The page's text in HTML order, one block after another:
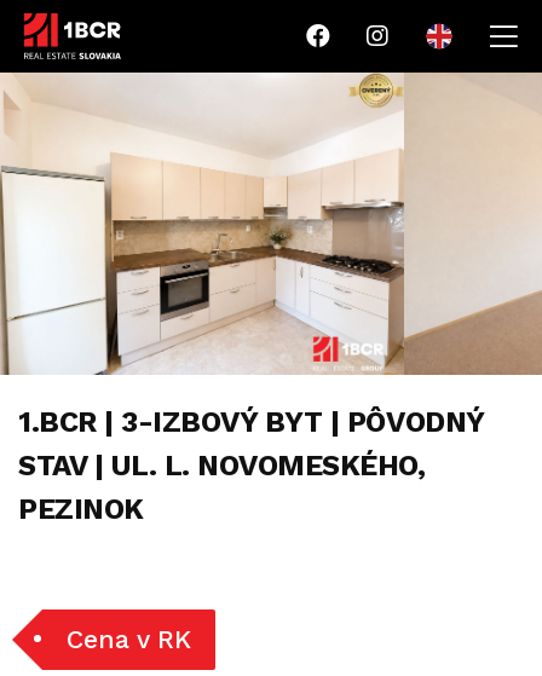
1.BCR | 3-IZBOVÝ BYT | PÔVODNÝ
STAV | UL. L. NOVOMESKÉHO,
PEZINOK
Cena v RK